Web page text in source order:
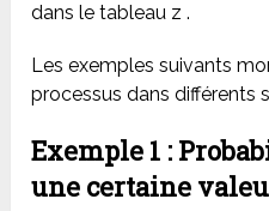
dans le tableau z .
Les exemples suivants
processus dans différents
Exemple 1 :
une certaine